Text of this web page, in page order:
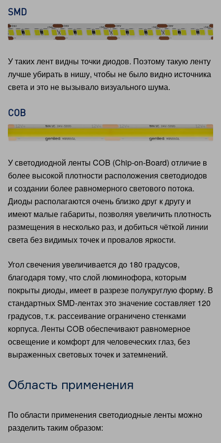
SMD
У таких лент видны точки диодов. Поэтому такую ленту
лучше убирать в нишу, чтобы не было видно источника
света и это не вызывало визуального шума.
COB
У светодиодной ленты COB (Chip-on-Board) отличие в
более высокой плотности расположения светодиодов
и создании более равномерного светового потока.
Диоды располагаются очень близко друг к другу и
имеют малые габариты, позволяя увеличить плотность
размещения в несколько раз, и добиться чёткой линии
света без видимых точек и провалов яркости.
Угол свечения увеличивается до 180 градусов,
благодаря тому, что слой люминофора, которым
покрыты диоды, имеет в разрезе полукруглую форму. В
стандартных SMD-лентах это значение составляет 120
градусов, т.к. рассеивание ограничено стенками
корпуса. Ленты COB обеспечивают равномерное
освещение и комфорт для человеческих глаз, без
выраженных световых точек и затемнений.
Область применения
По области применения светодиодные ленты можно
разделить таким образом: